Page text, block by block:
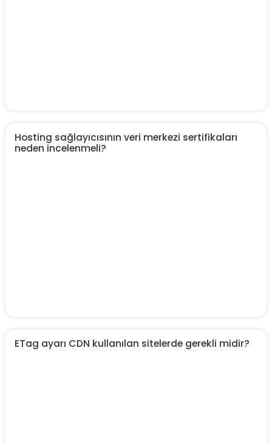
Hosting sağlayıcısının veri merkezi sertifikaları
neden incelenmeli?
ETag ayarı CDN kullanılan sitelerde gerekli midir?